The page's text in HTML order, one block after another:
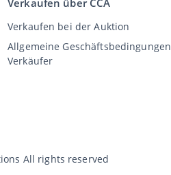
Verkaufen bei der Auktion
Allgemeine Geschäftsbedingungen
Verkäufer
All rights reserved